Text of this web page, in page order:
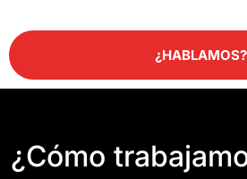
¿HABLAMOS?
¿Cómo